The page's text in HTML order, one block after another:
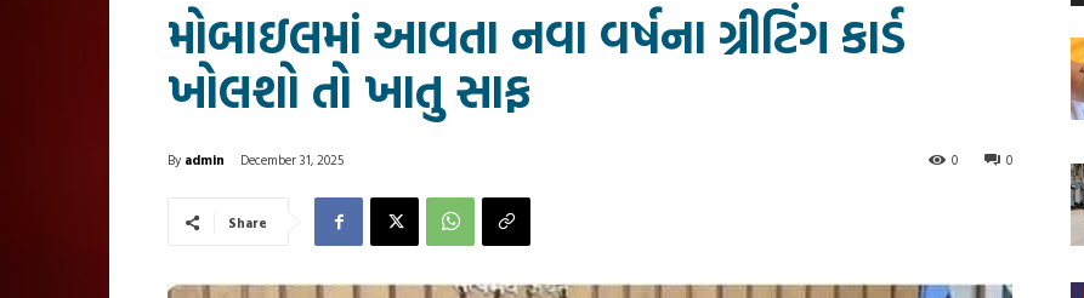
મોબાઇલમાં આવતા નવા વર્ષના ગ્રીટિંગ કાર્ડ
ખોલશો તો ખાતુ સાફ
By admin December 31, 2025 0
0
Share